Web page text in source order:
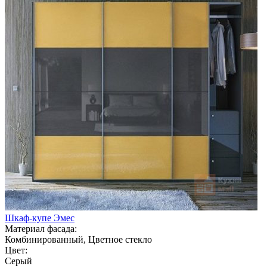
Шкаф-купе Эмес
Материал фасада:
Комбинированный, Цветное стекло
Цвет:
Серый